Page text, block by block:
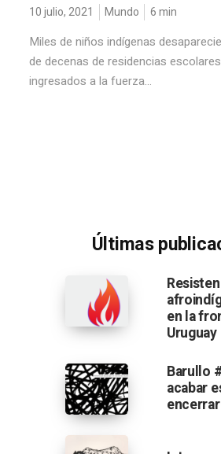
10 julio, 2021 Mundo 6 min
Miles de niños indígenas
de decenas de residencias
ingresados a la fuerza...
Últimas
en la
Uruguay
Barullo
acabar
encerrar